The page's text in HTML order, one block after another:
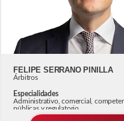
FELIPE SERRANO PINILLA
Árbitros
Especialidades
Administrativo, comercial,
públicas y regulatorio